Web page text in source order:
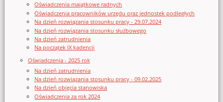
Oświadczenia majątkowe radnych
Oświadczenia pracowników urzędu oraz jednostek podległych
Na dzień rozwiązania stosunku pracy - 29.07.2024
Na dzień rozwiązania stosunku służbowego
Na dzień zatrudnienia
Na początek IX kadencji
Oświadczenia - 2025 rok
Na dzień zatrudnienia
Na dzień rozwiązania stosunku pracy - 09.02.2025
Na dzień objęcia stanowiska
Oświadczenia za rok 2024